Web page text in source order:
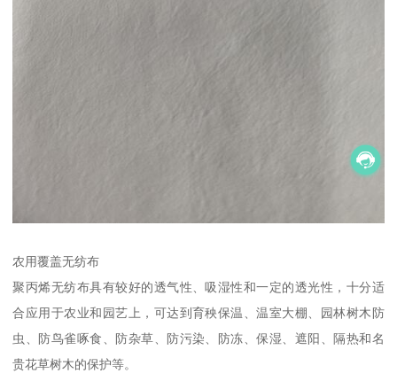
农用覆盖无纺布
聚丙烯无纺布具有较好的透气性、吸湿性和一定的透光性，十分适
合应用于农业和园艺上，可达到育秧保温、温室大棚、园林树木防
虫、防鸟雀啄食、防杂草、防污染、防冻、保湿、遮阳、隔热和名
贵花草树木的保护等。